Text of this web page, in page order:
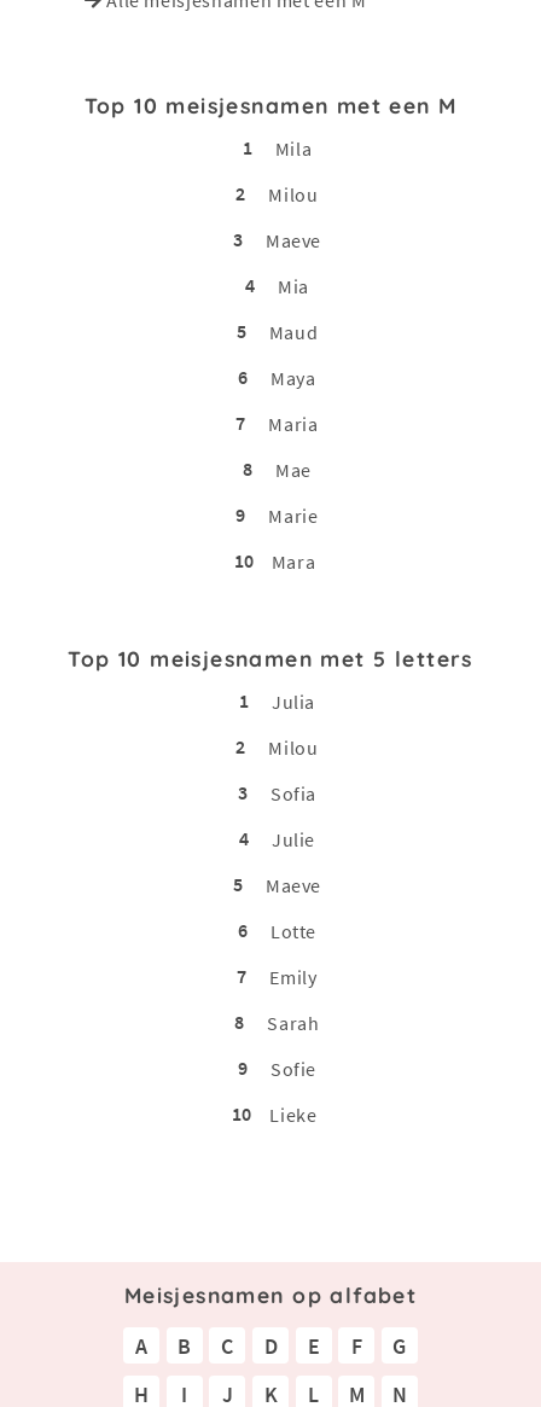
Top 10 meisjesnamen met een M
1
Mila
2
Milou
3
Maeve
4
Mia
5
Maud
6
Maya
7
Maria
8
Mae
9
Marie
10
Mara
Top 10 meisjesnamen met 5 letters
1
Julia
2
Milou
3
Sofia
4
Julie
5
Maeve
6
Lotte
7
Emily
8
Sarah
9
Sofie
10
Lieke
Meisjesnamen op alfabet
A B C D E F
G
H
I J K L M N